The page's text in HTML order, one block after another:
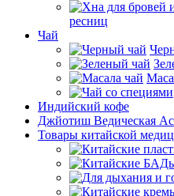
ресниц
Чай
Индийский кофе
Джйотиш Ведическая
Товары китайской